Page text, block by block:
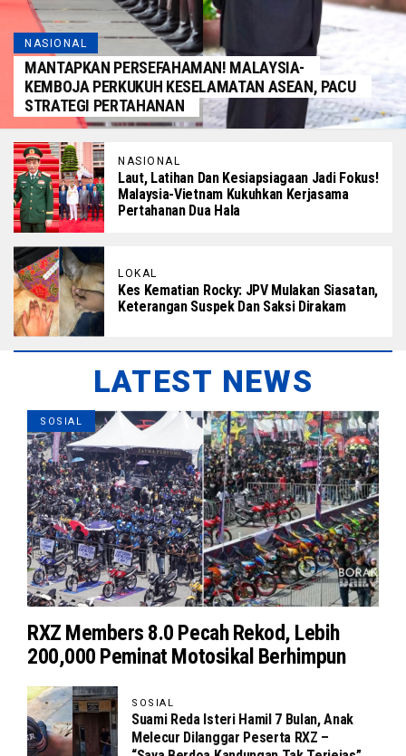
NASIONAL
MANTAPKAN PERSEFAHAMAN! MALAYSIA-
KEMBOJA PERKUKUH KESELAMATAN ASEAN, PACU
STRATEGI PERTAHANAN
NASIONAL
Laut, Latihan Dan Kesiapsiagaan Jadi Fokus!
Malaysia-Vietnam Kukuhkan Kerjasama
Pertahanan Dua Hala
LOKAL
Kes Kematian Rocky: JPV Mulakan Siasatan,
Keterangan Suspek Dan Saksi Dirakam
LATEST NEWS
SOSIAL
RXZ Members 8.0 Pecah Rekod, Lebih
200,000 Peminat Motosikal Berhimpun
SOSIAL
Suami Reda Isteri Hamil 7 Bulan, Anak
Melecur Dilanggar Peserta RXZ –